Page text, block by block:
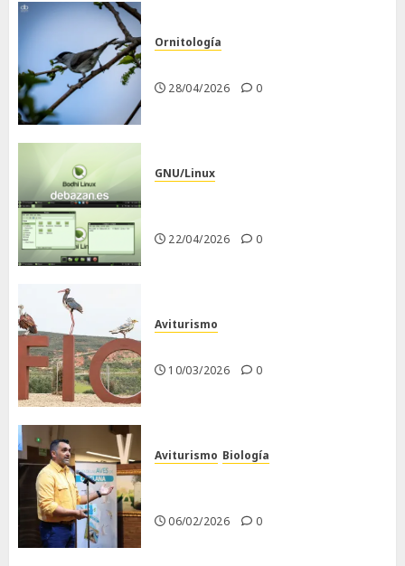
Ornitología
28/04/2026 0
GNU/Linux
22/04/2026 0
Aviturismo
10/03/2026 0
Aviturismo Biología
06/02/2026 0